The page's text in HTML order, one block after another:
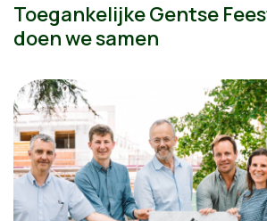
Toegankelijke Gentse
doen we samen